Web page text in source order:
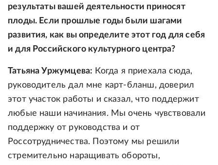
результаты вашей деятельности приносят
плоды. Если прошлые годы были шагами
развития, как вы определите этот год для себя
и для Российского культурного центра?
Татьяна Уржумцева: Когда я приехала сюда,
руководитель дал мне карт-бланш, доверил
этот участок работы и сказал, что поддержит
любые наши начинания. Мы очень чувствовали
поддержку от руководства и от
Россотрудничества. Поэтому мы решили
стремительно наращивать обороты,